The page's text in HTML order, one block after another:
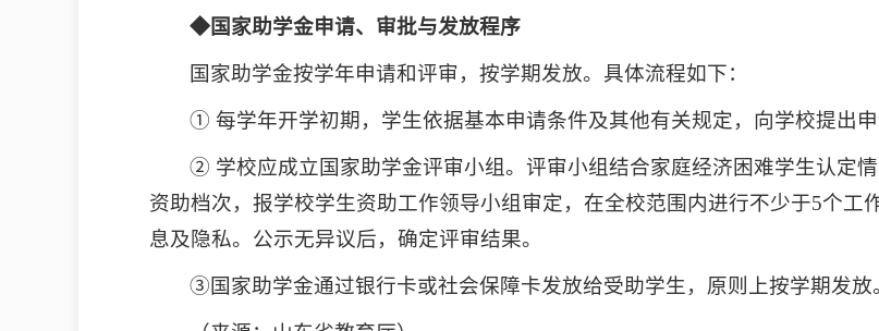
◆国家助学金申请、审批与发放程序
国家助学金按学年申请和评审，按学期发放。具体流程如下：
① 每学年开学初期，学生依据基本申请条件及其他有关规定，向学校提出
② 学校应成立国家助学金评审小组。评审小组结合家庭经济困难学生认定
资助档次，报学校学生资助工作领导小组审定，在全校范围内进行不少于5个工
息及隐私。公示无异议后，确定评审结果。
③国家助学金通过银行卡或社会保障卡发放给受助学生，原则上按学期发放